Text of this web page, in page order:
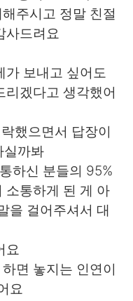
주시고 정말 친절
사드려요
가 보내고 싶어도
리겠다고 생각했어
했으면서 답장이
실까봐
하신 분들의 95%
소통하게 된 게 아
을 걸어주셔서 대
요
면 놓지는 인연이
요